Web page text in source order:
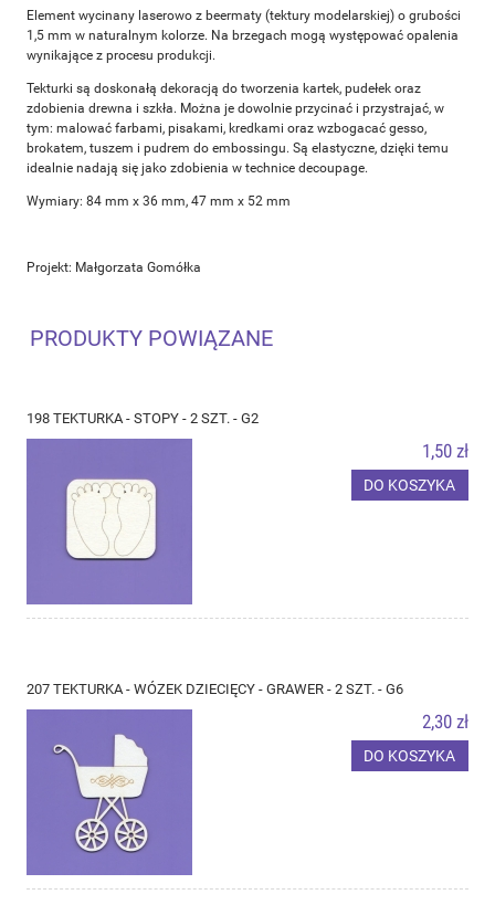
Element wycinany laserowo z beermaty (tektury modelarskiej) o grubości
1,5 mm w naturalnym kolorze. Na brzegach mogą występować opalenia
wynikające z procesu produkcji.
Tekturki są doskonałą dekoracją do tworzenia kartek, pudełek oraz
zdobienia drewna i szkła. Można je dowolnie przycinać i przystrajać, w
tym: malować farbami, pisakami, kredkami oraz wzbogacać gesso,
brokatem, tuszem i pudrem do embossingu. Są elastyczne, dzięki temu
idealnie nadają się jako zdobienia w technice decoupage.
Wymiary: 84 mm x 36 mm, 47 mm x 52 mm
Projekt: Małgorzata Gomółka
PRODUKTY POWIĄZANE
198 TEKTURKA - STOPY - 2 SZT. - G2
1,50 zł
DO KOSZYKA
207 TEKTURKA - WÓZEK DZIECIĘCY - GRAWER - 2 SZT. - G6
2,30 zł
DO KOSZYKA